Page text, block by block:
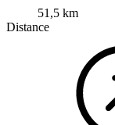
51,5 km
Distance